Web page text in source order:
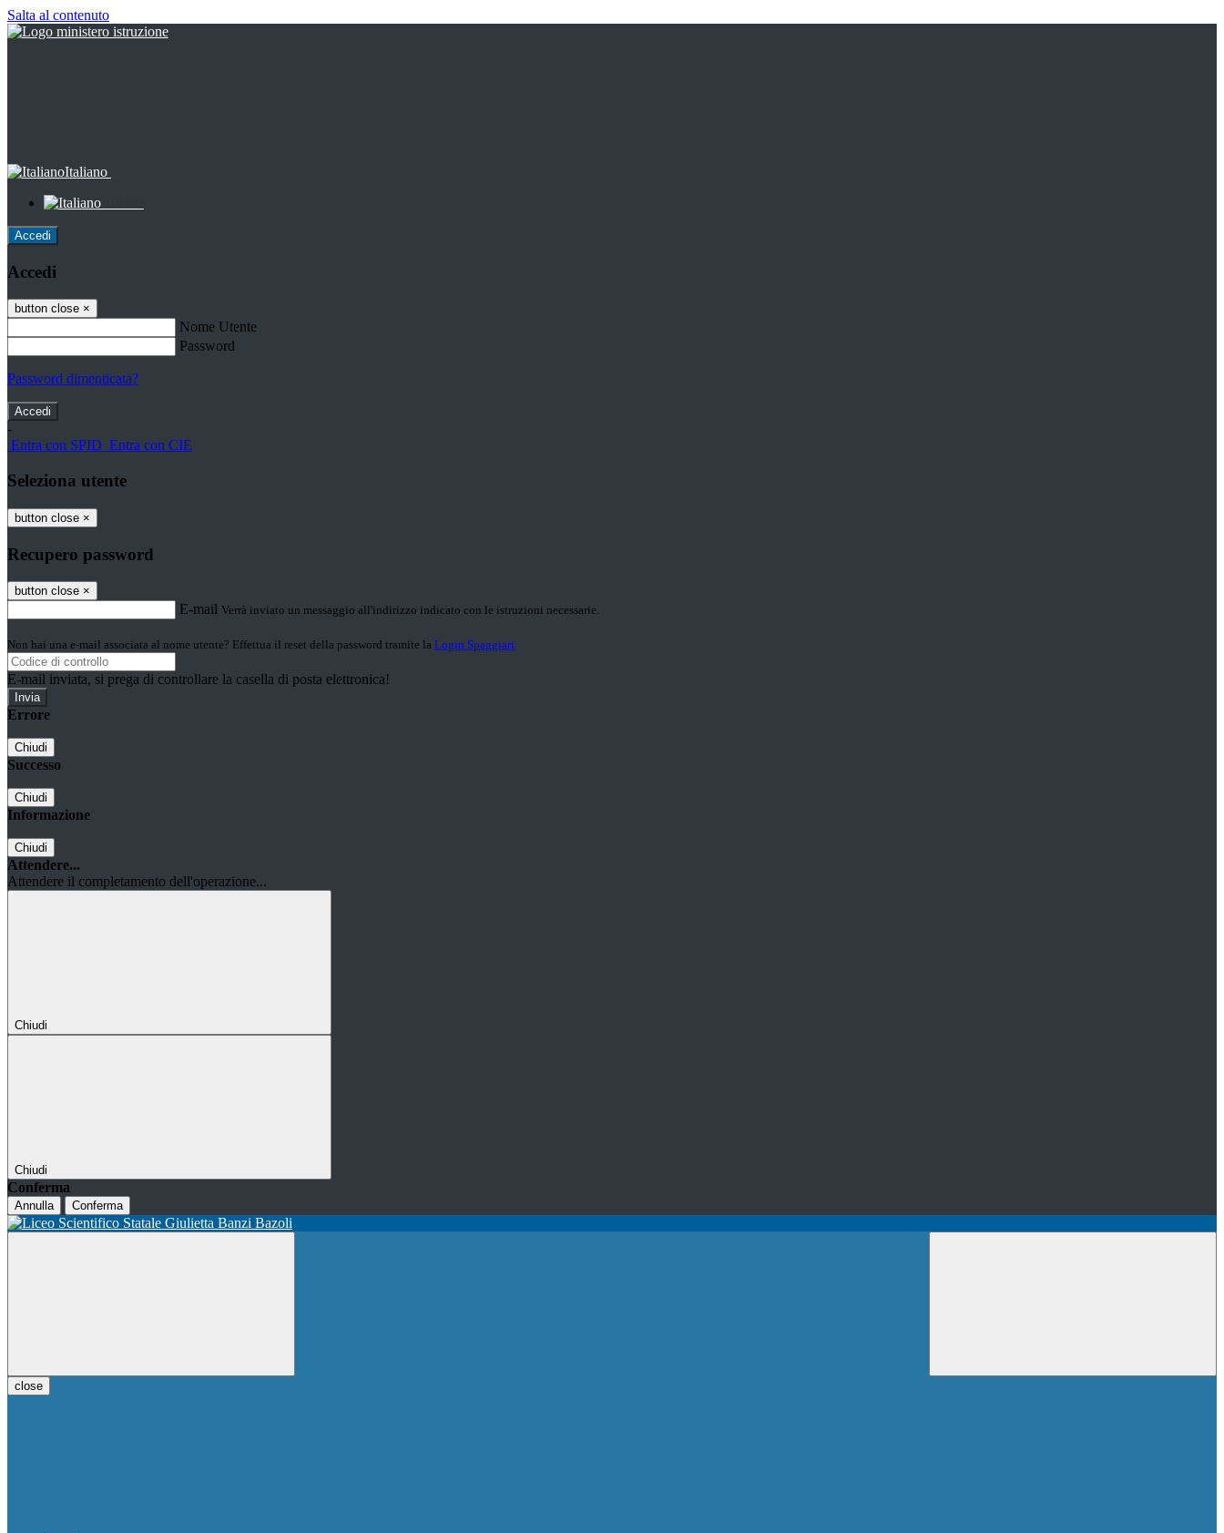
Salta al contenuto
Italiano
Accedi
Accedi
button close ×
Nome Utente
Password
Password dimenticata?
-
Entra con SPID Entra con CIE
Seleziona utente
button close ×
Recupero password
button close ×
E-mail Verrà inviato un messaggio all'indirizzo indicato con le istruzioni necessarie.
Non hai una e-mail associata al nome utente? Effettua il reset della password tramite la Login Spaggiari
E-mail inviata, si prega di controllare la casella di posta elettronica!
Errore
Chiudi
Successo
Chiudi
Informazione
Chiudi
Attendere...
Attendere il completamento dell'operazione...
Chiudi
Chiudi
Conferma
Annulla Conferma
close